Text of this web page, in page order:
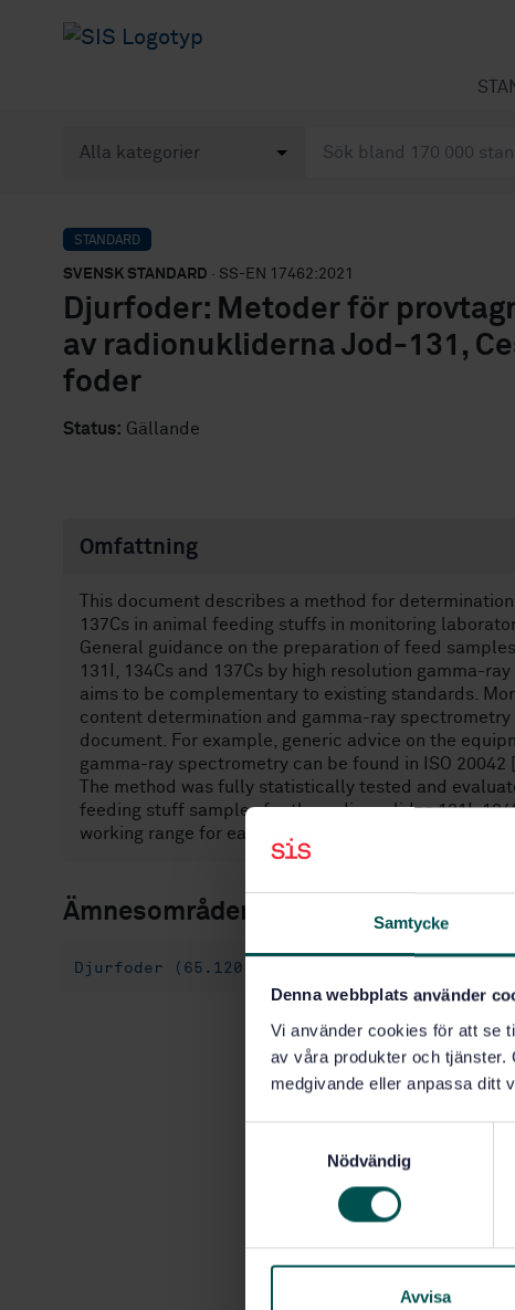
Samtycke
Denna webbplats använder
Vi använder cookies för att se
av våra produkter och tjänster.
medgivande eller anpassa ditt
Nödvändig
Avvisa
STANDARD
SVENSK STANDARD · SS-EN 17462:2021
Djurfoder: Metoder för
av radionukliderna Jod-131,
foder
Status: Gällande
Omfattning
This document describes a method for
137Cs in animal feeding stuffs in monitoring
General guidance on the preparation of feed
131I, 134Cs and 137Cs by high resolution gamma-
aims to be complementary to existing standards.
content determination and gamma-ray
document. For example, generic advice on the
gamma-ray spectrometry can be found in ISO 20042
The method was fully statistically tested and
feeding stuff samples for the radionuclides 131I,
working range for each of the examined
Ämnesområden
Djurfoder (65.120)